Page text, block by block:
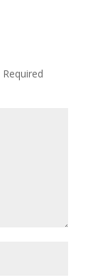
Required